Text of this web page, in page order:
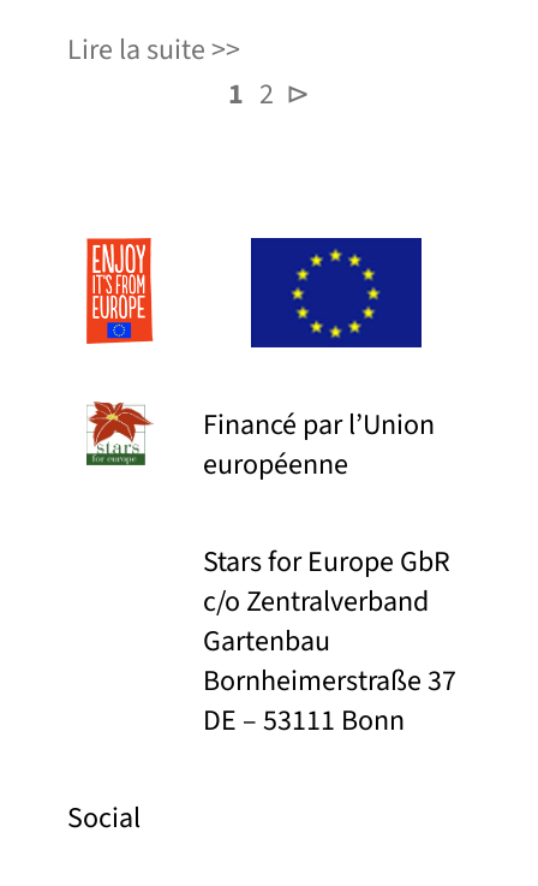
Lire la suite
1 2 ⊳
Financé par l’Union
européenne
Stars for Europe GbR
c/o Zentralverband
Gartenbau
Bornheimerstraße 37
DE – 53111 Bonn
Social